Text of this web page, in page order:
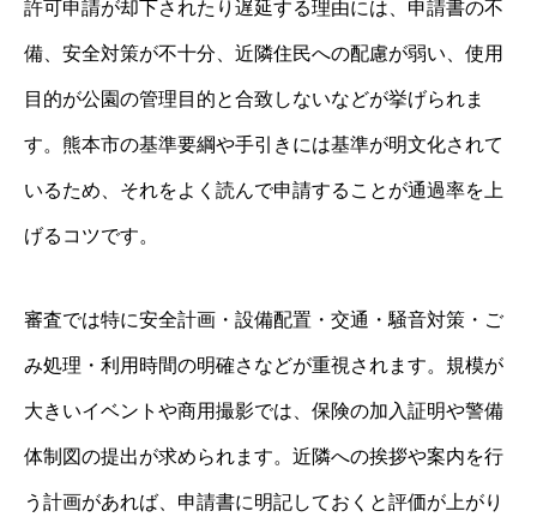
許可申請が却下されたり遅延する理由には、申請書の不
備、安全対策が不十分、近隣住民への配慮が弱い、使用
目的が公園の管理目的と合致しないなどが挙げられま
す。熊本市の基準要綱や手引きには基準が明文化されて
いるため、それをよく読んで申請することが通過率を上
げるコツです。
審査では特に安全計画・設備配置・交通・騒音対策・ご
み処理・利用時間の明確さなどが重視されます。規模が
大きいイベントや商用撮影では、保険の加入証明や警備
体制図の提出が求められます。近隣への挨拶や案内を行
う計画があれば、申請書に明記しておくと評価が上がり